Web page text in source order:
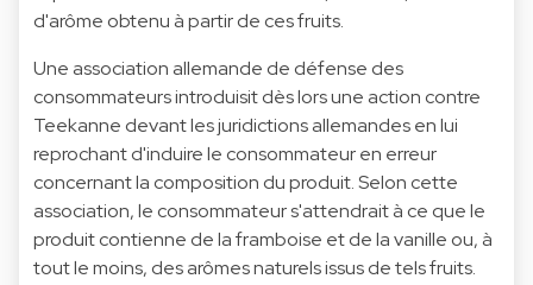
d'arôme obtenu à partir de ces fruits.
Une association allemande de défense des
consommateurs introduisit dès lors une action contre
Teekanne devant les juridictions allemandes en lui
reprochant d'induire le consommateur en erreur
concernant la composition du produit. Selon cette
association, le consommateur s'attendrait à ce que le
produit contienne de la framboise et de la vanille ou, à
tout le moins, des arômes naturels issus de tels fruits.